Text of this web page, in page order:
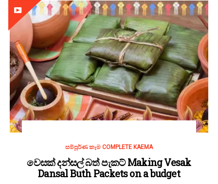
සම්පූර්ණ කෑම COMPLETE KAEMA
වෙසක් දන්සල් බත් පැකට් Making Vesak
Dansal Buth Packets on a budget